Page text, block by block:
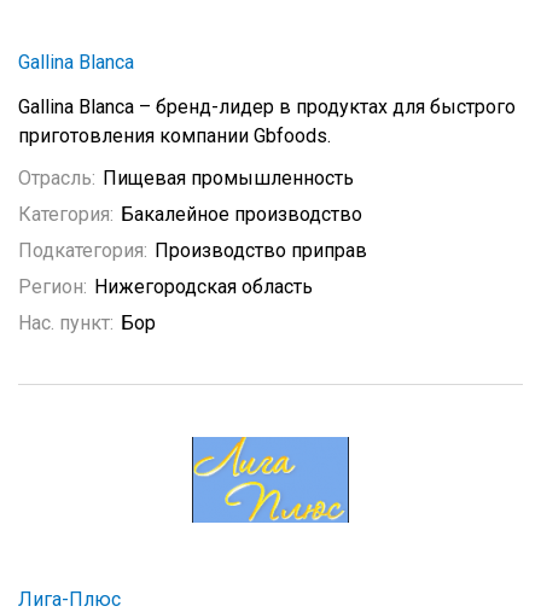
Gallina Blanca
Gallina Blanca – бренд-лидер в продуктах для быстрого
приготовления компании Gbfoods.
Отрасль: Пищевая промышленность
Категория: Бакалейное производство
Подкатегория: Производство приправ
Регион: Нижегородская область
Нас. пункт: Бор
Лига-Плюс